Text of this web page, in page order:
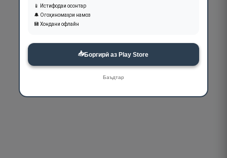
📱 Истифодаи осонтар
🔔 Огоҳиномаҳои намоз
💾 Хондани офлайн
📥Боргирӣ аз Play Store
Баъдтар